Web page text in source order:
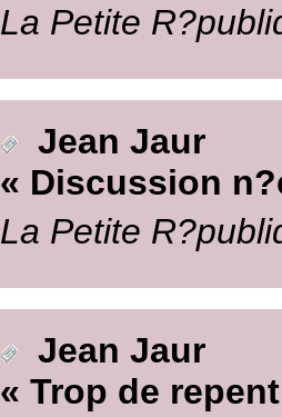
La Petite
Jean Jaur
« Discussion
La Petite
Jean Jaur
« Trop de